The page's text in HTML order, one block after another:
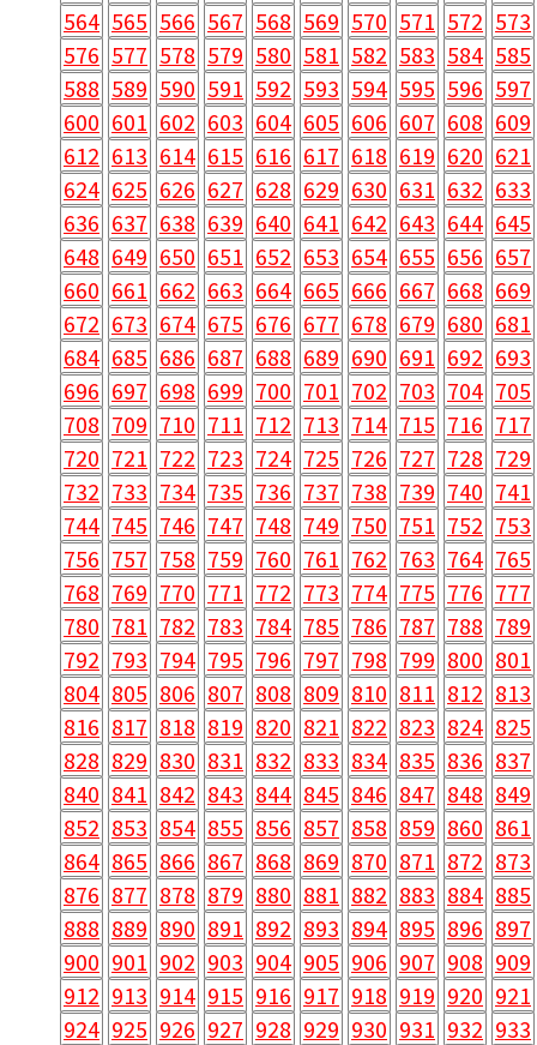
564 565 566 567 568 569 570 571 572 573
576 577 578 579 580 581 582 583 584 585
588 589 590 591 592 593 594 595 596 597
600 601 602 603 604 605 606 607 608 609
612 613 614 615 616 617 618 619 620 621
624 625 626 627 628 629 630 631 632 633
636 637 638 639 640 641 642 643 644 645
648 649 650 651 652 653 654 655 656 657
660 661 662 663 664 665 666 667 668 669
672 673 674 675 676 677 678 679 680 681
684 685 686 687 688 689 690 691 692 693
696 697 698 699 700 701 702 703 704 705
708 709 710 711 712 713 714 715 716 717
720 721 722 723 724 725 726 727 728 729
732 733 734 735 736 737 738 739 740 741
744 745 746 747 748 749 750 751 752 753
756 757 758 759 760 761 762 763 764 765
768 769 770 771 772 773 774 775 776 777
780 781 782 783 784 785 786 787 788 789
792 793 794 795 796 797 798 799 800 801
804 805 806 807 808 809 810 811 812 813
816 817 818 819 820 821 822 823 824 825
828 829 830 831 832 833 834 835 836 837
840 841 842 843 844 845 846 847 848 849
852 853 854 855 856 857 858 859 860 861
864 865 866 867 868 869 870 871 872 873
876 877 878 879 880 881 882 883 884 885
888 889 890 891 892 893 894 895 896 897
900 901 902 903 904 905 906 907 908 909
912 913 914 915 916 917 918 919 920 921
924 925 926 927 928 929 930 931 932 933